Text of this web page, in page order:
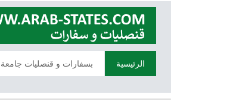
الرئيسية بسفارات و قنصليات جامعة